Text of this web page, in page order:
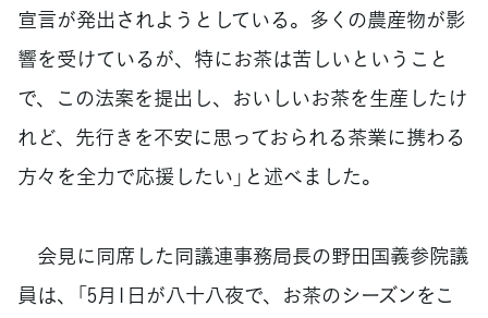
宣言が発出されようとしている。多くの農産物が影
響を受けているが、特にお茶は苦しいということ
で、この法案を提出し、おいしいお茶を生産したけ
れど、先行きを不安に思っておられる茶業に携わる
方々を全力で応援したい」と述べました。
会見に同席した同議連事務局長の野田国義参院議
員は、「5月1日が八十八夜で、お茶のシーズンをこ